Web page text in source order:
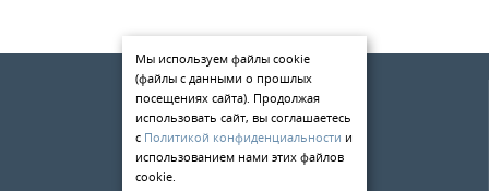
О компании
Услуги
Статьи
Мы используем файлы cookie
(файлы с данными о прошлых
посещениях сайта). Продолжая
использовать сайт, вы соглашаетесь
с Политикой конфиденциальности и
использованием нами этих файлов
cookie.